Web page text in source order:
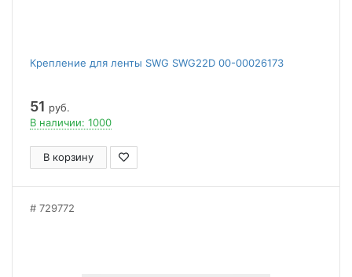
Крепление для ленты SWG SWG22D 00-00026173
51 руб.
В наличии: 1000
В корзину
729772